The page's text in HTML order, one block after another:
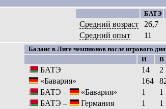
БАТЭ
Средний возраст 26,7
Средний опыт
11
Баланс в Лиге чемпионов после игрового
И
В
БАТЭ 14 2
«Бавария»
164
БАТЭ –
«Бавария» 1 1
БАТЭ –
Германия 1 1